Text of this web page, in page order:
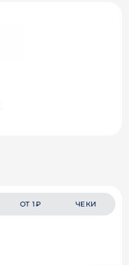
ОТ 1₽ ЧЕКИ